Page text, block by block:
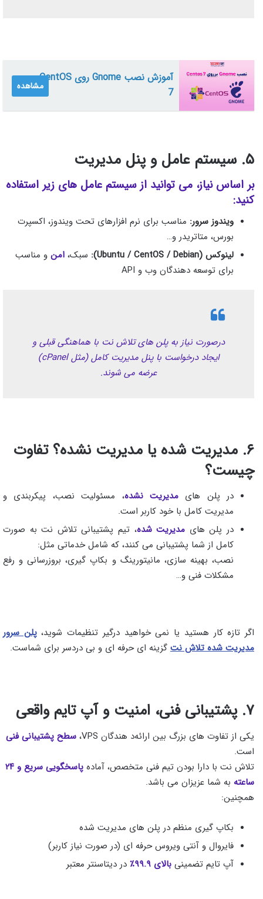
آموزش نصب Gnome روی CentOS
7
مشاهده
۵. سیستم‌ عامل و پنل مدیریت
بر اساس نیاز، می‌ توانید از سیستم‌ عامل‌ های زیر استفاده
کنید:
ویندوز سرور: مناسب برای نرم‌ افزارهای تحت ویندوز، اکسپرت
بورس، متاتریدر و…
لینوکس (Ubuntu / CentOS / Debian):
سبک، امن و مناسب
برای توسعه‌ دهندگان وب و API
درصورت نیاز به پلن‌ های تلاش‌ نت با هماهنگی قبلی و
ایجاد درخواست با پنل مدیریت کامل (مثل cPanel)
عرضه می‌ شوند.
۶. مدیریت‌ شده یا مدیریت‌ نشده؟ تفاوت
چیست؟
در پلن‌ هایمدیریت‌ نشده، مسئولیت نصب، پیکربندی و
مدیریت کامل با خود کاربر است.
در پلن‌ های مدیریت‌ شده، تیم پشتیبانی تلاش‌ نت به صورت
کامل از شما پشتیبانی می‌ کنند، که شامل خدماتی مثل:
نصب، بهینه‌ سازی، مانیتورینگ و بکاپ گیری، بروزرسانی و رفع
مشکلات فنی و…
اگر تازه‌ کار هستید یا نمی‌ خواهید درگیر تنظیمات شوید،پلن سرور
مدیریت‌ شده تلاش‌ نت گزینه‌ ای حرفه‌ ای و بی‌ دردسر برای شماست.
۷. پشتیبانی فنی، امنیت و آپ‌ تایم واقعی
یکی از تفاوت‌ های بزرگ بین ارائه‌د هندگان VPS،
سطح پشتیبانی فنی
است.
تلاش‌ نت با دارا بودن تیم فنی متخصص، آماده
پاسخگویی سریع و ۲۴
ساعته به شما عزیزان می باشد.
همچنین:
بکاپ‌ گیری منظم در پلن‌ های مدیریت‌ شده
فایروال و آنتی‌ ویروس حرفه‌ ای (در صورت نیاز کاربر)
آپ‌ تایم تضمینی بالای ۹۹.۹٪ در دیتاسنتر معتبر